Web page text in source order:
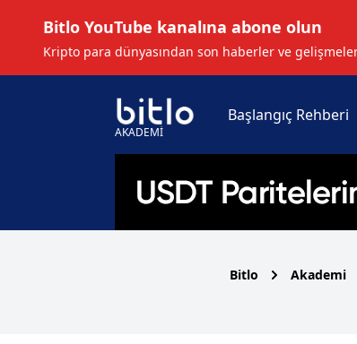
Bitlo YouTube kanalına abone olun
Kripto para dünyasından son haberler ve
AKADEMİ
Başlangıç Rehberi
Bitlo Akademi